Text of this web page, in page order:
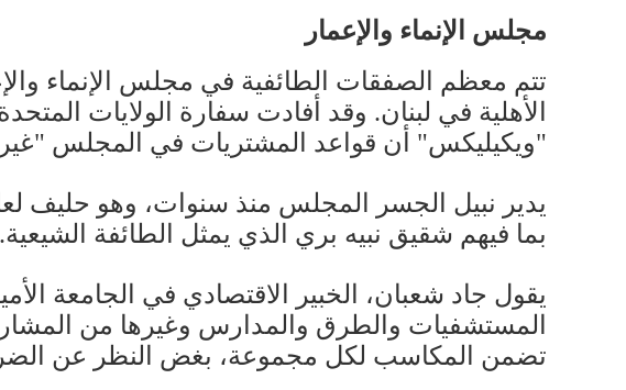
مجلس الإنماء والإعمار
تتم معظم الصفقات الطائفية في مجلس الإنماء
"ويكيليكس" أن قواعد المشتريات في المجلس
يدير نبيل الجسر المجلس منذ سنوات، وهو حليف
بما فيهم شقيق نبيه بري الذي يمثل الطائفة الشيعية.
يقول جاد شعبان، الخبير الاقتصادي في الجامعة
المستشفيات والطرق والمدارس وغيرها من
تضمن المكاسب لكل مجموعة، بغض النظر عن